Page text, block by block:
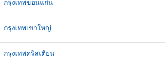
กรุงเทพขอนแก่น
กรุงเทพเขาใหญ่
กรุงเทพคริสเตียน